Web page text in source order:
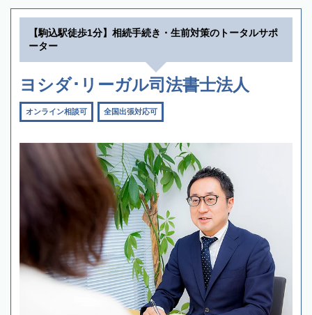
【駒込駅徒歩1分】相続手続き・生前対策のトータルサポ
ーター
ヨシダ･リーガル司法書士法人
オンライン相談可 全国出張対応可